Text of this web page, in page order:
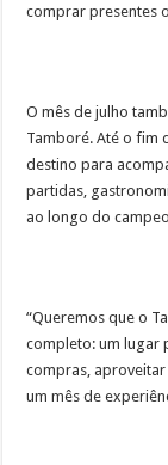
comprar presentes
O mês de julho
Tamboré. Até o fim
destino para
partidas,
ao longo do
“Queremos que o
completo: um lugar
compras,
um mês de